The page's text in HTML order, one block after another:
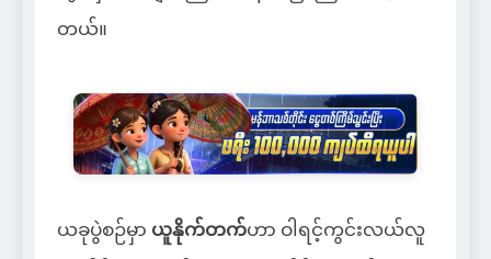
တယ်။
ယခုပွဲစဉ်မှာ ယူနိုက်တက်ဟာ ဝါရင့်ကွင်းလယ်လူ